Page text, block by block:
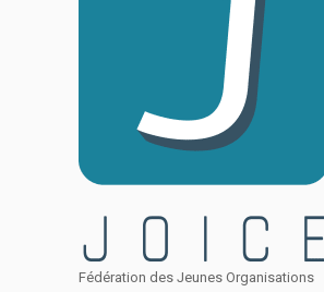
Fédération des Jeunes Organisations